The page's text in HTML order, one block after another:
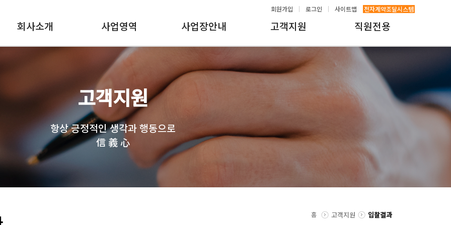
회원가입 로그인 사이트맵 전자계약조달시스템
회사소개 사업영역 사업장안내 고객지원 직원전용
고객지원
항상 긍정적인 생각과 행동으로
信 義 心
홈 고객지원 입찰결과